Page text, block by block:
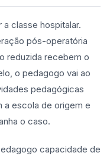
classe hospitalar.
pós-operatória
reduzida recebem o
o pedagogo vai ao
pedagógicas
a escola de origem e
o caso.
capacidade de